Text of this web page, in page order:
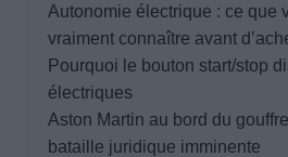
Autonomie électrique : ce que
vraiment connaître avant
Pourquoi le bouton start/stop
électriques
Aston Martin au bord du
bataille juridique imminente